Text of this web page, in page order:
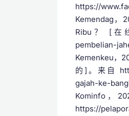
https://
Kemendag，
Ribu？ [在线
pembelian-
Kemenkeu，
的]。来自
gajah-ke-
Kominfo，
https://